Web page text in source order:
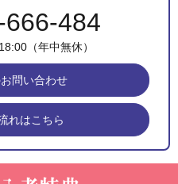
484
（年中無休）
問い合わせ
れはこちら